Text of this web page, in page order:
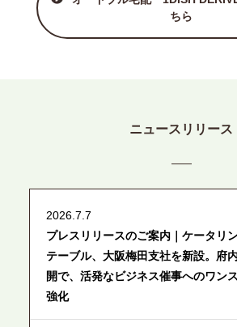
ちら
ニュースリリース
2026.7.7
プレスリリースのご案内｜ケータリ
テーブル、大阪梅田支社を新設。府
開で、活発なビジネス催事へのワン
強化